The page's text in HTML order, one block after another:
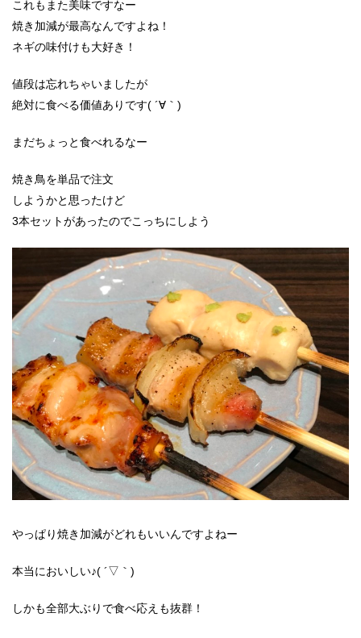
これもまた美味ですなー
焼き加減が最高なんですよね！
ネギの味付けも大好き！
値段は忘れちゃいましたが
絶対に食べる価値ありです( ´∀｀)
まだちょっと食べれるなー
焼き鳥を単品で注文
しようかと思ったけど
3本セットがあったのでこっちにしよう
やっぱり焼き加減がどれもいいんですよねー
本当においしい♪( ´▽｀)
しかも全部大ぶりで食べ応えも抜群！